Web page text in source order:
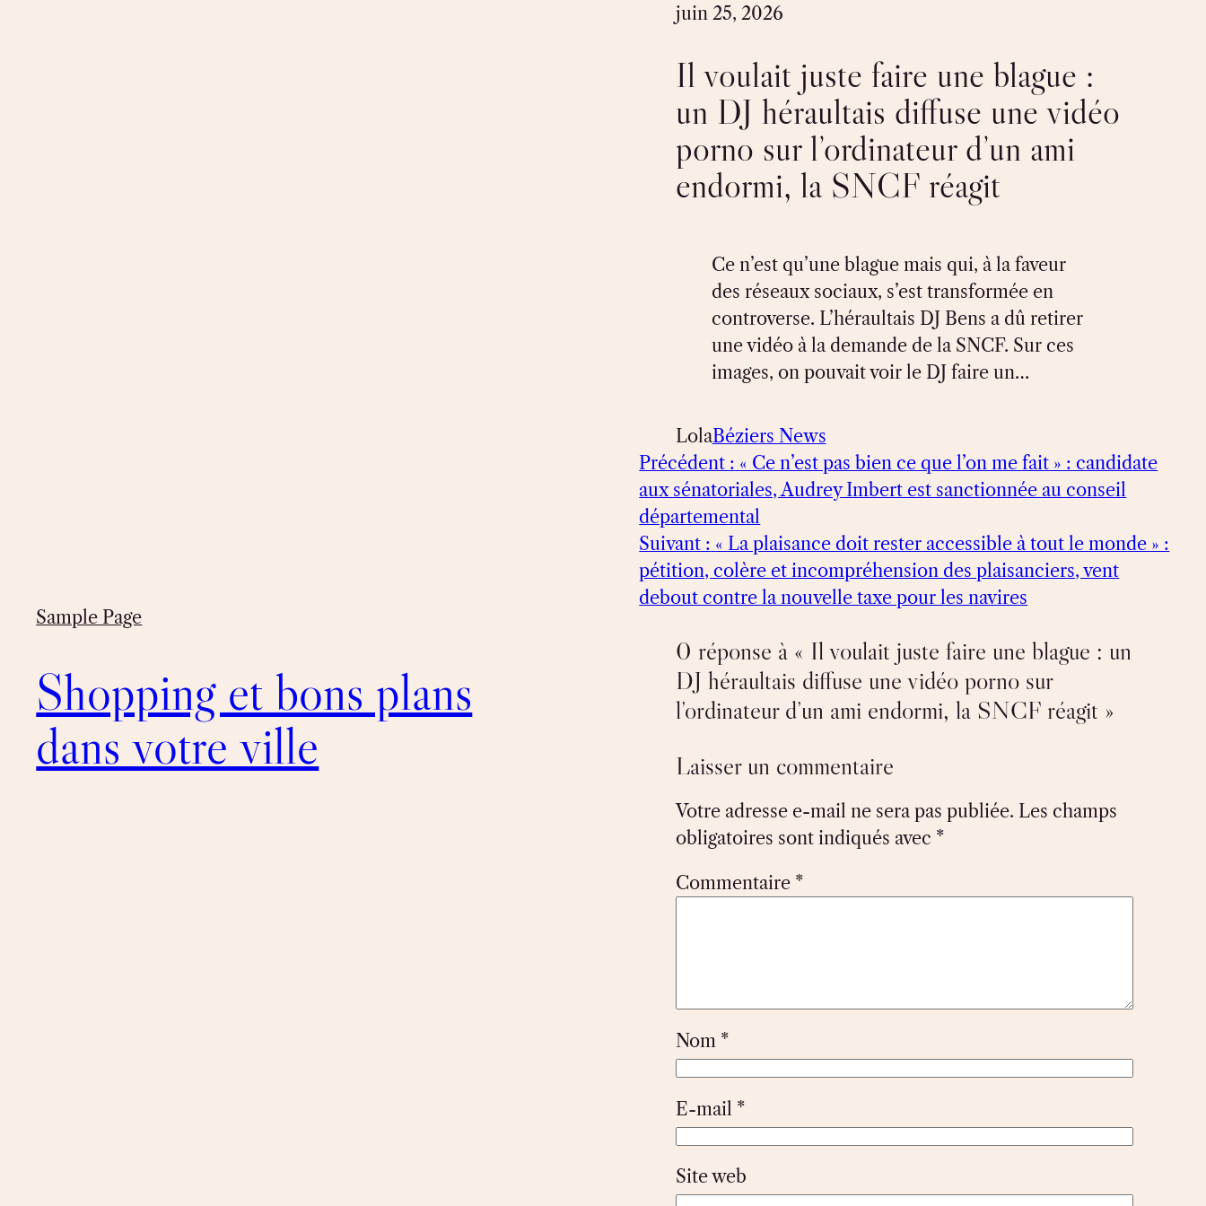
Sample Page
Shopping et bons plans
dans votre ville
juin 25, 2026
Il voulait juste faire une blague :
un DJ héraultais diffuse une vidéo
porno sur l’ordinateur d’un ami
endormi, la SNCF réagit
Ce n’est qu’une blague mais qui, à la faveur
des réseaux sociaux, s’est transformée en
controverse. L’héraultais DJ Bens a dû retirer
une vidéo à la demande de la SNCF. Sur ces
images, on pouvait voir le DJ faire un…
LolaBéziers News
Précédent : « Ce n’est pas bien ce que l’on me fait » : candidate
aux sénatoriales, Audrey Imbert est sanctionnée au conseil
départemental
Suivant : « La plaisance doit rester accessible à tout le monde » :
pétition, colère et incompréhension des plaisanciers, vent
debout contre la nouvelle taxe pour les navires
0 réponse à « Il voulait juste faire une blague : un
DJ héraultais diffuse une vidéo porno sur
l’ordinateur d’un ami endormi, la SNCF réagit »
Laisser un commentaire
Votre adresse e-mail ne sera pas publiée. Les champs
obligatoires sont indiqués avec *
Commentaire *
Nom *
E-mail *
Site web